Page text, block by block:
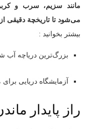
مانند سزیم، سرب و
می‌شود تا تاریخچة دقیقی
بیشتر بخوانید :
بزرگ‌ترین دریاچه آب
آزمایشگاه دریایی
راز پایدار